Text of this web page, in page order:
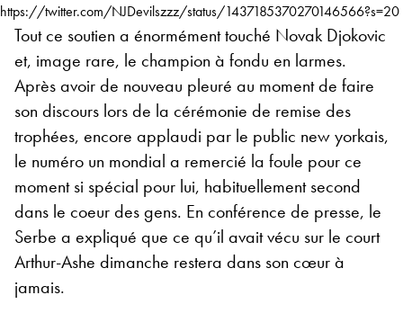
https://twitter.com/NJDevilszzz/status/1437185370270146566?s=20
Tout ce soutien a énormément touché Novak Djokovic
et, image rare, le champion à fondu en larmes.
Après avoir de nouveau pleuré au moment de faire
son discours lors de la cérémonie de remise des
trophées, encore applaudi par le public new yorkais,
le numéro un mondial a remercié la foule pour ce
moment si spécial pour lui, habituellement second
dans le coeur des gens. En conférence de presse, le
Serbe a expliqué que ce qu’il avait vécu sur le court
Arthur-Ashe dimanche restera dans son cœur à
jamais.